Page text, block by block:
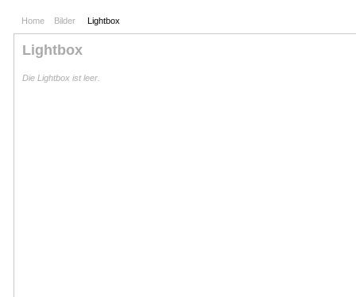
Home Bilder Lightbox
Lightbox
Die Lightbox ist leer.